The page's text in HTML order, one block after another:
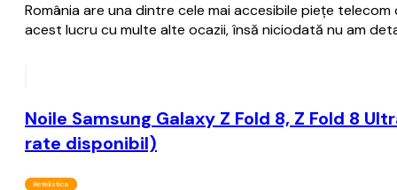
România are una dintre cele mai accesibile pieţe
acest lucru cu multe alte ocazii, însă niciodată nu am
Noile Samsung Galaxy Z Fold 8, Z Fold 8
rate disponibil)
Retelistica